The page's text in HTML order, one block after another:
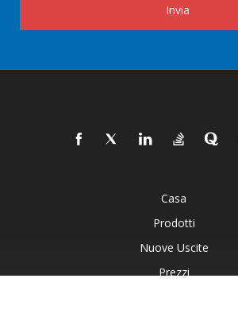
Invia
Casa
Prodotti
Nuove Uscite
Prezzi